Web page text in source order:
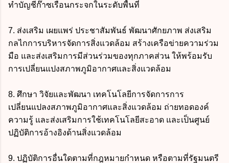
ทำบัญชีก๊าซเรือนกระจกในระดับพื้นที่
7. ส่งเสริม เผยแพร่ ประชาสัมพันธ์ พัฒนาศักยภาพ ส่งเสริม
กลไกการบริหารจัดการสิ่งแวดล้อม สร้างเครือข่ายความร่วม
มือ และส่งเสริมการมีส่วนร่วมของทุกภาคส่วน ให้พร้อมรับ
การเปลี่ยนแปงสภาพภูมิอากาศและสิ่งแวดล้อม
8. ศึกษา วิจัยและพัฒนา เทคโนโลยีการจัดการการ
เปลี่ยนแปลงสภาพภูมิอากาศและสิ่งแวดล้อม ถ่ายทอดองค์
ความรู้ และส่งเสริมการใช้เทคโนโลยีสะอาด และเป็นศูนย์
ปฏิบัติการอ้างอิงด้านสิ่งแวดล้อม
9. ปฏิบัติการอื่นใดตามที่กฎหมายกำหนด หรือตามที่รัฐมนตรี